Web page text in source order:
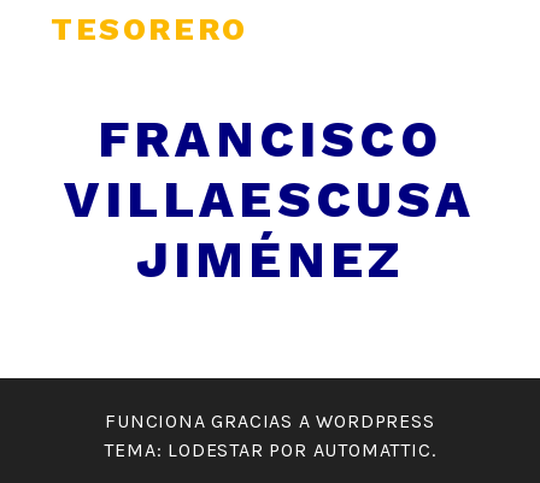
TESORERO
FRANCISCO
VILLAESCUSA
JIMÉNEZ
FUNCIONA GRACIAS A WORDPRESS
TEMA: LODESTAR POR AUTOMATTIC.